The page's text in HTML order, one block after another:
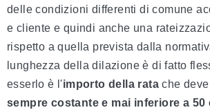
delle condizioni differenti di comune
e cliente e quindi anche una
rispetto a quella prevista dalla
lunghezza della dilazione è di fatto
esserlo è l'importo della ratache
sempre costante e mai inferiore a 50